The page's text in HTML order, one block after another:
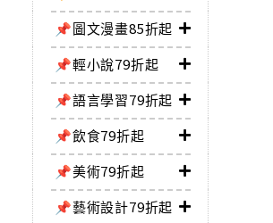
📌圖文漫畫85折起
📌輕小說79折起
📌語言學習79折起
📌飲食79折起
📌美術79折起
📌藝術設計79折起